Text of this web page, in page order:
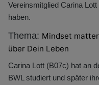
Vereinsmitglied Carina
haben.
Thema: Mindset
über Dein Leben
Carina Lott (B07c) hat an
BWL studiert und später